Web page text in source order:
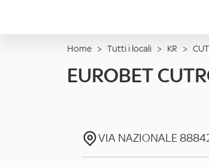
Home > Tutti i locali > KR >
EUROBET
VIA NAZIONALE